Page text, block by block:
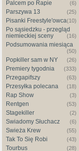
Palcem po Rapie (6)
Parszywa 13 (25)
Pisanki Freestyle'owca(10)
Po sąsiedzku - przegląd
niemieckiej sceny
(16)
Podsumowania miesiąca
(50)
Popkiller sam w NY (26)
Premiery tygodnia (333)
Przegapifszy (63)
Przesyłka polecana (18)
Rap Show (3)
Rentgen (53)
Stagekiller (2)
Świadomy Słuchacz (6)
Świeża Krew (55)
Tak To Się Robi (43)
Tourbus (28)